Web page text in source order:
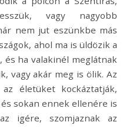
vagy nagyobb
nem jut eszünkbe más
ahol ma is üldözik a
ha valakinél meglátnak
vagy akár meg is ölik. Az
életüket kockáztatják,
sokan ennek ellenére is
igére, szomjaznak az